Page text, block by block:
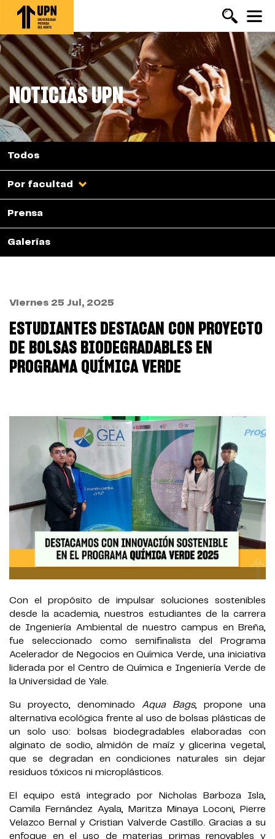
Pasar
contenido
principal
NOTICIAS UPN
Todos
Por facultad
Prensa
Galerías
Viernes 25 Jul, 2025
ESTUDIANTES DESTACAN CON PROYECTO
DE BOLSAS BIODEGRADABLES EN
PROGRAMA QUÍMICA VERDE
Con el propósito de impulsar soluciones sostenibles
desde la academia, nuestros estudiantes de la carrera
de Ingeniería Ambiental de nuestro campus en Breña,
fue seleccionado como semifinalista del Programa
Acelerador de Negocios en Química Verde, una iniciativa
liderada por el Centro de Química e Ingeniería Verde de
la Universidad de Yale.
Su proyecto, denominado Aqua Bags, propone una
alternativa ecológica frente al uso de bolsas plásticas de
un solo uso: bolsas biodegradables elaboradas con
alginato de sodio, almidón de maíz y glicerina vegetal,
que se degradan en condiciones naturales sin dejar
residuos tóxicos ni microplásticos.
El equipo está integrado por Nicholas Barboza Isla,
Camila Fernández Ayala, Maritza Minaya Loconi, Pierre
Velazco Bernal y Cristian Valverde Castillo. Gracias a su
enfoque en el uso de materias primas renovables y